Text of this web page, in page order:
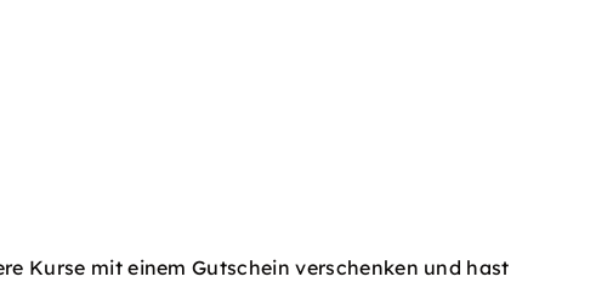
Kurse mit einem Gutschein verschenken und hast